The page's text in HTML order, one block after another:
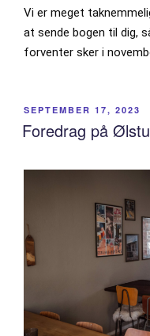
Vi er meget
at sende bogen til dig,
forventer sker i
POSTED
ON
SEPTEMBER 17, 2023
Foredrag på